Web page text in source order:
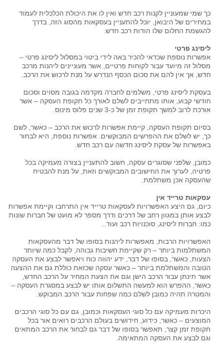
כך שמי שמעוניין לקנות רכב חדש ואין לו את היכולת הכלכלית לעמוד
במחירים של היבואן, יוכל להתעניין בעסקאות מהסוג הזה, בדרך
להגשמת החלום שלו הודות רכב חדש.
ליסינג פרטי
אפשרות נוספת שכדאי להכיר באה לידי ביטוי במסלול ליסינג פרטי –
מסלול זה מיועד עבור לקוחות פרטיים, אשר מעוניינים ליהנות מרכב
חדש, אך אין להם את סכום הכסף הנדרש על מנת לרכוש את הרכב.
בעסקת ליסינג פרטי, משלמים לחברה מקדמה בגובה מסוים וסכום
חודשי קבוע, אותו מתחייבים לשלם לאורך כל תקופת העסקה – אשר
אורכת לרוב למשך תקופת זמן של כ-3 שנים פלוס מינוס.
בסיום תקופת העסקה, קיימת אפשרות לרכוש את הרכב – כאשר, לשם
כך, יש לשלם את ההפרשים המבוקשים. אפשרות נוספת, היא לבחור
באפשרות של עסקת ליסינג חדשה עם רכב חדש.
כמובן, שלפני שסוגרים עסקה, חשוב להתעניין בצורה מעמיקה בכל
פרטיה, לערוך את החישובים המבוקשים וזאת, על מנת להבטיח
שהעסקה אכן משתלמת.
עסקאות טרייד אין
כיום, גם היצע האפשרויות לעסקאות טרייד אין התרחבו וקיימת אפשרות
לבצע אותן במגוון רחב של דרכים ודרך מספר לא מועט של חברות שונות
כמו: חברות ליסינג, סוכנויות רכב ועוד..
האפשרויות הרבות, מאפשרות ליהנות בסופו של דבר מהעסקאות
המשתלמות ביותר – רק שקיימת חשיבות גבוהה, לקבל כמה שיותר
הצעות, כאשר, בסופו של דבר, ידע יהווה כוח ויאפשר לבצע את העסקה
הטובה והמשתלמת ביותר – כאשר עסקה שכזאת כוללת גם את ההצעה
אשר תינתן עבור הרכב הישן וגם את הצעת המחיר על הרכב החדש,
כאשר, ההפרש הוא למעשה התשלום אותו יש לבצע במסגרת העסקה –
והמטרה תהיה כמובן לשלם כמה שפחות עבור הרכב המבוקש.
היכרות מעמיקה עם כל סוגי העסקאות וכמובן, גם עם כל סוגי הרכבים
המוצעים – כאשר, כידוע, חידושים בעולם הרכבים רואים אור בכל
תקופת זמן קצר, תאפשר בסופו של דבר גם לבחור את הרכב המתאים
וגם לבצע את העסקה המתאימה.